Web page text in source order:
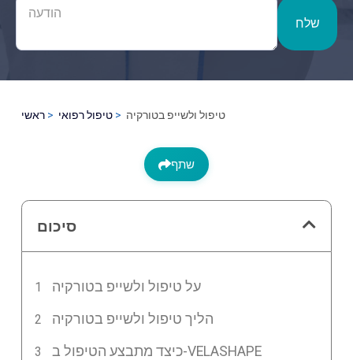
שלח
ראשי טיפול רפואי טיפול ולשייפ בטורקיה
שתף
סיכום
על טיפול ולשייפ בטורקיה
הליך טיפול ולשייפ בטורקיה
כיצד מתבצע הטיפול ב-VELASHAPE